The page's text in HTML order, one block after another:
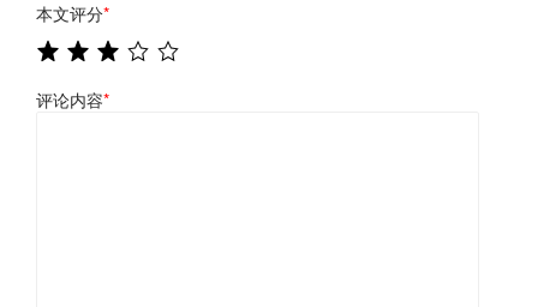
本文评分*
评论内容*